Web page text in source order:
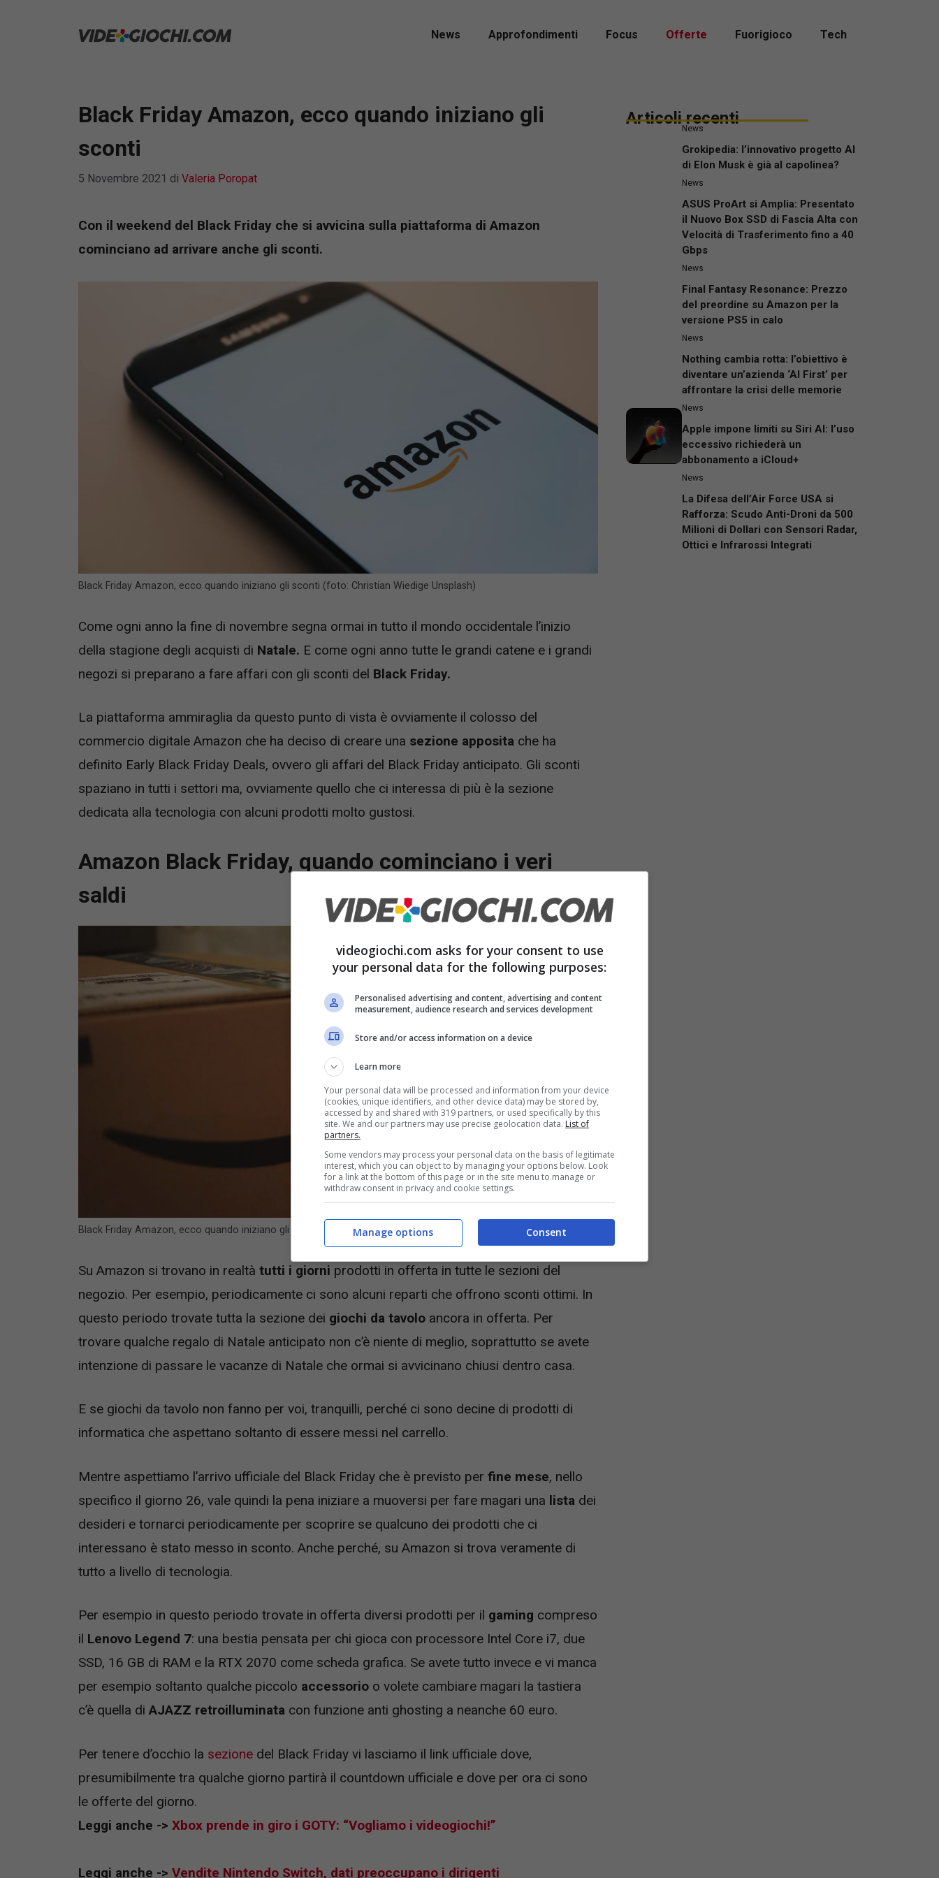
News Approfondimenti Focus Offerte Fuorigioco Tech
Black Friday Amazon, ecco quando iniziano gli
sconti
5 Novembre 2021 di Valeria Poropat
Con il weekend del Black Friday che si avvicina sulla piattaforma di Amazon
cominciano ad arrivare anche gli sconti.
Black Friday Amazon, ecco quando iniziano gli sconti (foto: Christian Wiedige Unsplash)
Come ogni anno la fine di novembre segna ormai in tutto il mondo occidentale l’inizio
della stagione degli acquisti di Natale. E come ogni anno tutte le grandi catene e i grandi
negozi si preparano a fare affari con gli sconti del Black Friday.
La piattaforma ammiraglia da questo punto di vista è ovviamente il colosso del
commercio digitale Amazon che ha deciso di creare una sezione apposita che ha
definito Early Black Friday Deals, ovvero gli affari del Black Friday anticipato. Gli sconti
spaziano in tutti i settori ma, ovviamente quello che ci interessa di più è la sezione
dedicata alla tecnologia con alcuni prodotti molto gustosi.
Amazon Black Friday, quando cominciano i veri
saldi
Black Friday Amazon, ecco quando iniziano gli sconti (foto: Wicked Monday Unsplash)
Su Amazon si trovano in realtà tutti i giorni prodotti in offerta in tutte le sezioni del
negozio. Per esempio, periodicamente ci sono alcuni reparti che offrono sconti ottimi. In
questo periodo trovate tutta la sezione dei giochi da tavolo ancora in offerta. Per
trovare qualche regalo di Natale anticipato non c’è niente di meglio, soprattutto se avete
intenzione di passare le vacanze di Natale che ormai si avvicinano chiusi dentro casa.
E se giochi da tavolo non fanno per voi, tranquilli, perché ci sono decine di prodotti di
informatica che aspettano soltanto di essere messi nel carrello.
Mentre aspettiamo l’arrivo ufficiale del Black Friday che è previsto per fine mese, nello
specifico il giorno 26, vale quindi la pena iniziare a muoversi per fare magari una lista dei
desideri e tornarci periodicamente per scoprire se qualcuno dei prodotti che ci
interessano è stato messo in sconto. Anche perché, su Amazon si trova veramente di
tutto a livello di tecnologia.
Per esempio in questo periodo trovate in offerta diversi prodotti per il gaming compreso
il Lenovo Legend 7: una bestia pensata per chi gioca con processore Intel Core i7, due
SSD, 16 GB di RAM e la RTX 2070 come scheda grafica. Se avete tutto invece e vi manca
per esempio soltanto qualche piccolo accessorio o volete cambiare magari la tastiera
c’è quella di AJAZZ retroilluminata con funzione anti ghosting a neanche 60 euro.
Per tenere d’occhio la sezione del Black Friday vi lasciamo il link ufficiale dove,
presumibilmente tra qualche giorno partirà il countdown ufficiale e dove per ora ci sono
le offerte del giorno.
Leggi anche -> Xbox prende in giro i GOTY: “Vogliamo i videogiochi!”
Leggi anche -> Vendite Nintendo Switch, dati preoccupano i dirigenti
Articoli recenti
News
Grokipedia: l’innovativo progetto AI
di Elon Musk è già al capolinea?
News
ASUS ProArt si Amplia: Presentato
il Nuovo Box SSD di Fascia Alta con
Velocità di Trasferimento fino a 40
Gbps
News
Final Fantasy Resonance: Prezzo
del preordine su Amazon per la
versione PS5 in calo
News
Nothing cambia rotta: l’obiettivo è
diventare un’azienda ‘AI First’ per
affrontare la crisi delle memorie
News
Apple impone limiti su Siri AI: l’uso
eccessivo richiederà un
abbonamento a iCloud+
News
La Difesa dell’Air Force USA si
Rafforza: Scudo Anti-Droni da 500
Milioni di Dollari con Sensori Radar,
Ottici e Infrarossi Integrati
videogiochi.com asks for your consent to use
your personal data for the following purposes:
Personalised advertising and content, advertising and content
measurement, audience research and services development
Store and/or access information on a device
Learn more
Your personal data will be processed and information from your device
(cookies, unique identifiers, and other device data) may be stored by,
accessed by and shared with 319 partners, or used specifically by this
site. We and our partners may use precise geolocation data. List of
partners.
Some vendors may process your personal data on the basis of legitimate
interest, which you can object to by managing your options below. Look
for a link at the bottom of this page or in the site menu to manage or
withdraw consent in privacy and cookie settings.
Consent
Manage options